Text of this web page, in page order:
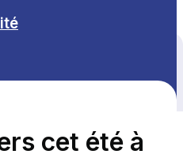
cet été à